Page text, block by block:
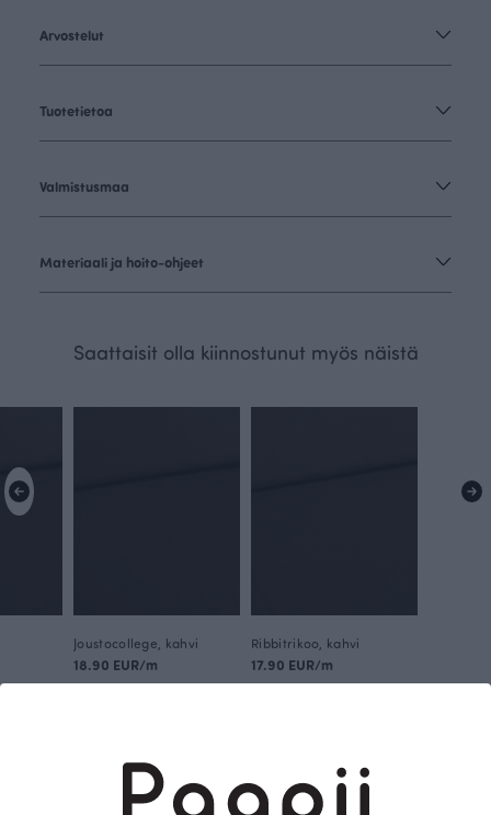
Arvostelut
Tuotetietoa
Valmistusmaa
Materiaali ja hoito-ohjeet
Saattaisit olla kiinnostunut myös näistä
Joustocollege, kahvi
18.90 EUR/m
Ribbitrikoo, kahvi
17.90 EUR/m